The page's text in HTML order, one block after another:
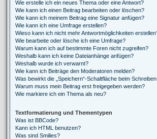
Wie erstelle ich ein neues Thema oder eine Antwort?
Wie kann ich einen Beitrag bearbeiten oder löschen?
Wie kann ich meinem Beitrag eine Signatur anfügen?
Wie kann ich eine Umfrage erstellen?
Wieso kann ich nicht mehr Antwortmöglichkeiten
Wie bearbeite oder lösche ich eine Umfrage?
Warum kann ich auf bestimmte Foren nicht zugreifen?
Weshalb kann ich keine Dateianhänge anfügen?
Weshalb wurde ich verwarnt?
Wie kann ich Beiträge den Moderatoren melden?
Was bewirkt die „Speichern“-Schaltfläche beim
Warum muss mein Beitrag erst freigegeben werden?
Wie markiere ich ein Thema als neu?
Textformatierung und Thementypen
Was ist BBCode?
Kann ich HTML benutzen?
Was sind Smilies?